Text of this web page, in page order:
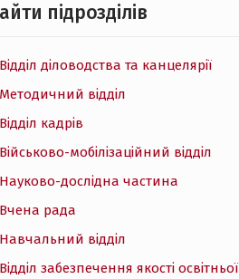
підрозділів
Відділ діловодства та канцелярії
Методичний відділ
Відділ кадрів
Військово-мобілізаційний відділ
Науково-дослідна частина
Вчена рада
Навчальний відділ
Відділ забезпечення якості освітньої